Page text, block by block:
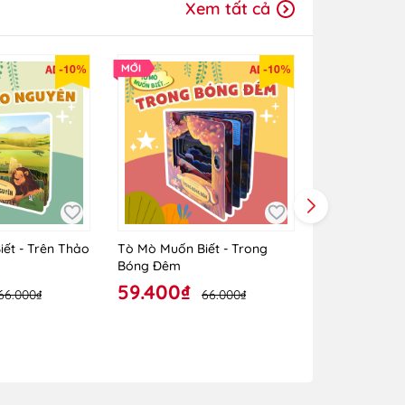
Xem tất cả
-10%
- Trên Thảo
-10%
Tò Mò Muốn Biết - Trong
Bóng Đêm
59.400₫ 66.000₫